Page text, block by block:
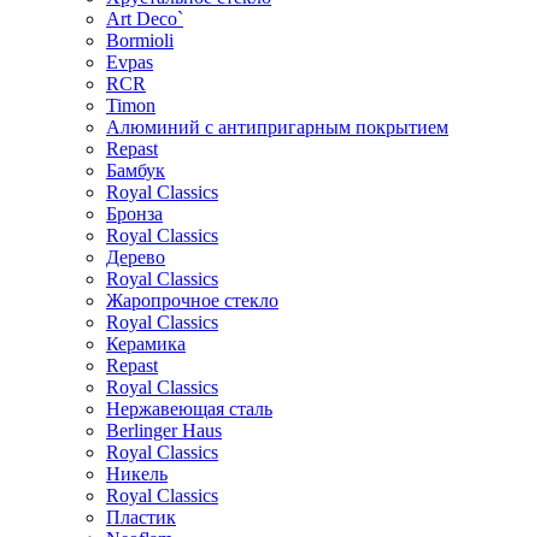
Art Deco`
Bormioli
Evpas
RCR
Timon
Алюминий с антипригарным покрытием
Repast
Бамбук
Royal Classics
Бронза
Royal Classics
Дерево
Royal Classics
Жаропрочное стекло
Royal Classics
Керамика
Repast
Royal Classics
Нержавеющая сталь
Berlinger Haus
Royal Classics
Никель
Royal Classics
Пластик